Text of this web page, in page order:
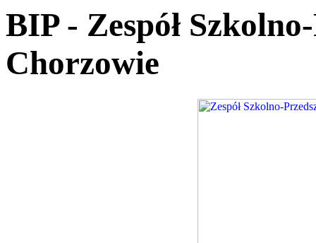
BIP - Zespół
Chorzowie